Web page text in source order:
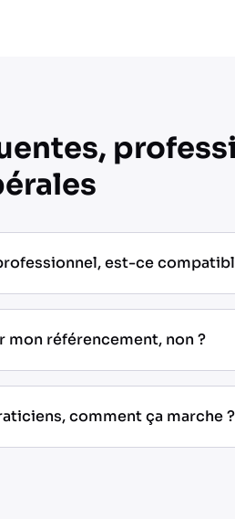
est-ce
référencement, non ?
comment ça marche ?